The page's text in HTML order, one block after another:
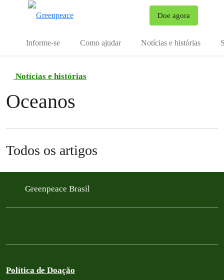
Doe agora
Informe-se Como ajudar Notícias e histórias
Notícias e histórias
Oceanos
Todos os artigos
Greenpeace Brasil
Política de Doação